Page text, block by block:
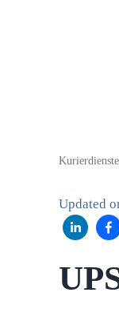
Kurierdienste
Updated